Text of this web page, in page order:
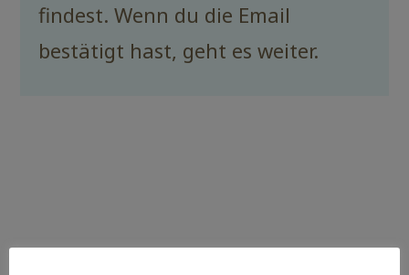
findest. Wenn du die Email
bestätigt hast, geht es weiter.